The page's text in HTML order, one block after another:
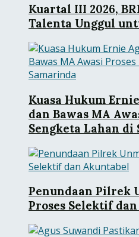
Kuartal III 2026,
Talenta Unggul
Kuasa Hukum
dan Bawas MA
Sengketa Lahan di
Penundaan Pilrek
Proses Selektif